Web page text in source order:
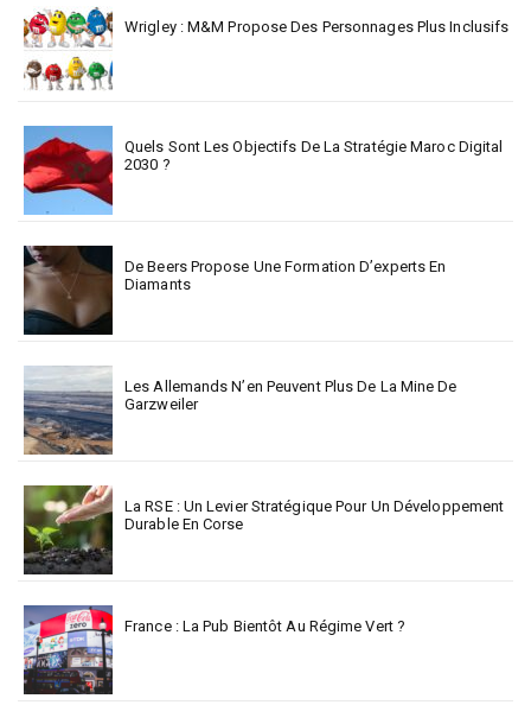
Wrigley : M&M Propose Des Personnages Plus Inclusifs
Quels Sont Les Objectifs De La Stratégie Maroc Digital
2030 ?
De Beers Propose Une Formation D’experts En
Diamants
Les Allemands N’en Peuvent Plus De La Mine De
Garzweiler
La RSE : Un Levier Stratégique Pour Un Développement
Durable En Corse
France : La Pub Bientôt Au Régime Vert ?